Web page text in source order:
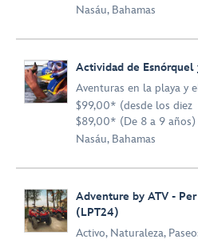
Nasáu, Bahamas
Actividad de Esnórquel
Aventuras en la playa y
$99,00* (desde los diez
$89,00* (De 8 a 9 años)
Nasáu, Bahamas
Adventure by ATV -
(LPT24)
Activo, Naturaleza,